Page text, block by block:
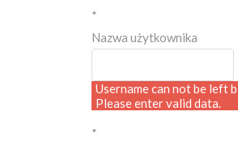
*
Nazwa użytkownika
Username can not be left
Please enter valid data.
*